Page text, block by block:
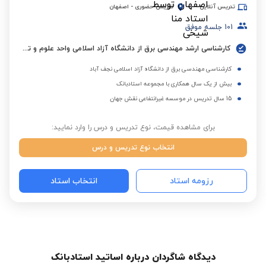
تدریس آنلاین تدریس حضوری - اصفهان
101 جلسه موفق
کارشناسی ارشد مهندسی برق از دانشگاه آزاد اسلامی واحد علوم و تحقیقات تهران
کارشناسی مهندسی برق از دانشگاه آزاد اسلامی نجف آباد
بیش از یک سال همکاری با مجموعه استادبانک
15 سال تدریس در موسسه غیرانتفاعی نقش جهان
برای مشاهده قیمت، نوع تدریس و درس را وارد نمایید:
انتخاب نوع تدریس و درس
رزومه استاد انتخاب استاد
دیدگاه شاگردان درباره اساتید استادبانک